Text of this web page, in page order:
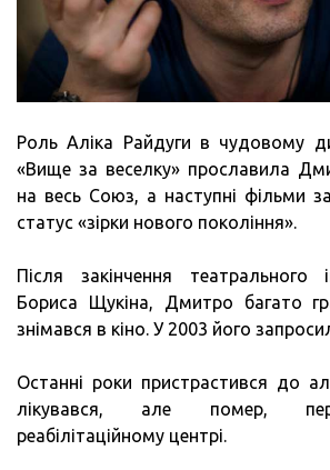
Роль Аліка Райдуги в чудовому
«Вище за веселку» прославила
на весь Союз, а наступні фільми
статус «зірки нового покоління».
Після закінчення театрального
Бориса Щукіна, Дмитро багато
знімався в кіно. У 2003 його
Останні роки пристрастився до
лікувався, але помер,
реабілітаційному центрі.